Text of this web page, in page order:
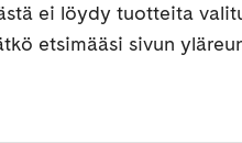
ei löydy tuotteita
etsimääsi sivun